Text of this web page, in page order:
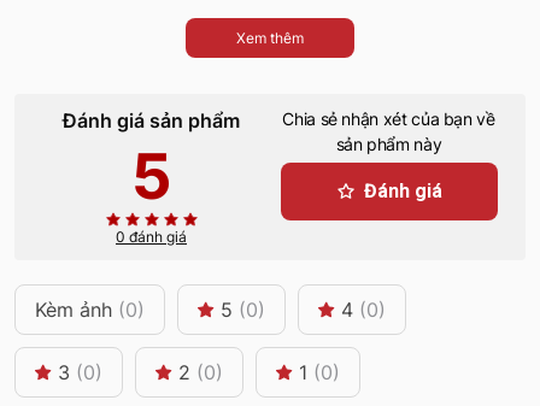
Xem thêm
Đánh giá sản phẩm
5
0 đánh giá
Chia sẻ nhận xét của bạn về
sản phẩm này
Đánh giá
Kèm ảnh (0) 5 (0) 4 (0)
3 (0) 2 (0) 1 (0)